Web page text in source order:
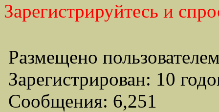
Зарегистрируйтесь и
Размещено
Зарегистрирован: 10
Сообщения: 6,251